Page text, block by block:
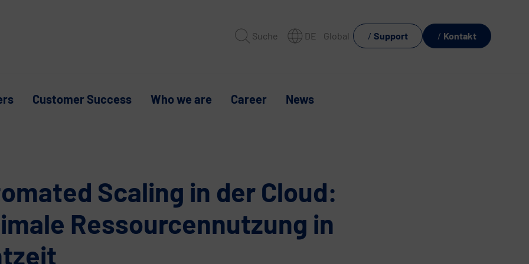
Suche DE Global Support Kontakt
Customer Success Who we are Career News
Scaling in der Cloud:
Ressourcennutzung in